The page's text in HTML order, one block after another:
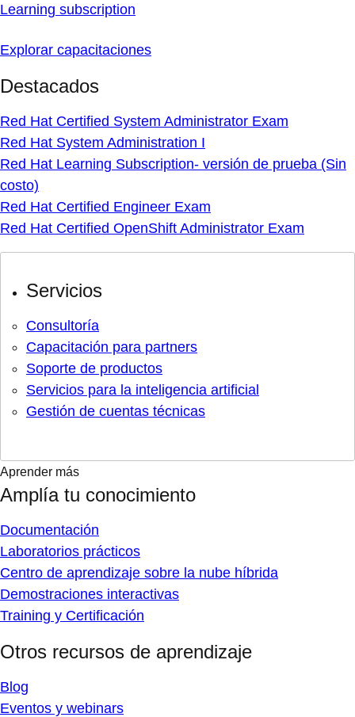
Learning subscription
Explorar capacitaciones
Destacados
Red Hat Certified System Administrator Exam
Red Hat System Administration I
Red Hat Learning Subscription- versión de prueba (Sin
costo)
Red Hat Certified Engineer Exam
Red Hat Certified OpenShift Administrator Exam
Servicios
Consultoría
Capacitación para partners
Soporte de productos
Servicios para la inteligencia artificial
Gestión de cuentas técnicas
Aprender más
Amplía tu conocimiento
Documentación
Laboratorios prácticos
Centro de aprendizaje sobre la nube híbrida
Demostraciones interactivas
Training y Certificación
Otros recursos de aprendizaje
Blog
Eventos y webinars